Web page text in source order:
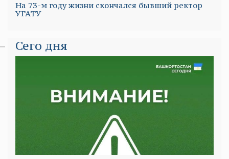
На 73-м году жизни скончался бывший ректор
УГАТУ
Сего дня